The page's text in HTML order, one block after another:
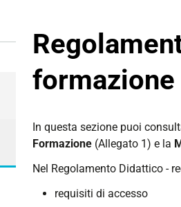
formazione
In questa sezione puoi
Formazione (Allegato 1) e la
Nel Regolamento Didattico -
requisiti di accesso